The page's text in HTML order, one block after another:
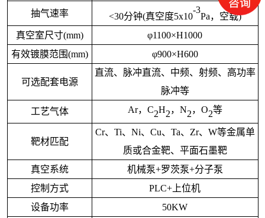
抽气速率 <30分钟(真空度5x10
-3
Pa，空载)
真空室尺寸(mm)
φ1100×H1000
有效镀膜范围(mm) φ900×H600
可选配套电源
直流、脉冲直流、中频、射频、高功率
脉冲等
工艺气体 Ar，C2H2， N2， O2等
靶材匹配
Cr、Ti、Ni、Cu、Ta、Zr、W等金属单
质或合金靶、平面石墨靶
真空系统
机械泵+罗茨泵+分子泵
控制方式
PLC+上位机
设备功率
50KW